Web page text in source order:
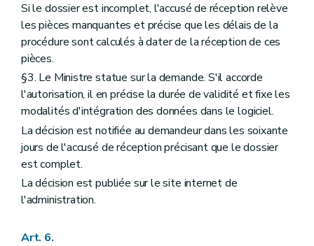
Si le dossier est incomplet, l'accusé de réception relève
les pièces manquantes et précise que les délais de la
procédure sont calculés à dater de la réception de ces
pièces.
§3. Le Ministre statue sur la demande. S'il accorde
l'autorisation, il en précise la durée de validité et fixe les
modalités d'intégration des données dans le logiciel.
La décision est notifiée au demandeur dans les soixante
jours de l'accusé de réception précisant que le dossier
est complet.
La décision est publiée sur le site internet de
l'administration.
Art. 6.